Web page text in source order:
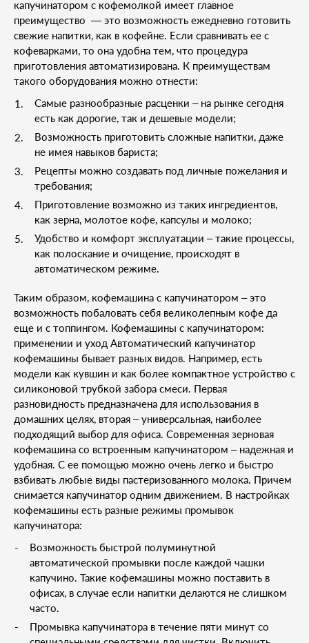
капучинатором с кофемолкой имеет главное
преимущество — это возможность ежедневно готовить
свежие напитки, как в кофейне. Если сравнивать ее с
кофеварками, то она удобна тем, что процедура
приготовления автоматизирована. К преимуществам
такого оборудования можно отнести:
Самые разнообразные расценки – на рынке сегодня
есть как дорогие, так и дешевые модели;
Возможность приготовить сложные напитки, даже
не имея навыков бариста;
Рецепты можно создавать под личные пожелания и
требования;
Приготовление возможно из таких ингредиентов,
как зерна, молотое кофе, капсулы и молоко;
Удобство и комфорт эксплуатации – такие процессы,
как полоскание и очищение, происходят в
автоматическом режиме.
Таким образом, кофемашина с капучинатором – это
возможность побаловать себя великолепным кофе да
еще и с топпингом. Кофемашины с капучинатором:
применении и уход Автоматический капучинатор
кофемашины бывает разных видов. Например, есть
модели как кувшин и как более компактное устройство с
силиконовой трубкой забора смеси. Первая
разновидность предназначена для использования в
домашних целях, вторая – универсальная, наиболее
подходящий выбор для офиса. Современная зерновая
кофемашина со встроенным капучинатором – надежная и
удобная. С ее помощью можно очень легко и быстро
взбивать любые виды пастеризованного молока. Причем
снимается капучинатор одним движением. В настройках
кофемашины есть разные режимы промывок
капучинатора:
Возможность быстрой полуминутной
автоматической промывки после каждой чашки
капучино. Такие кофемашины можно поставить в
офисах, в случае если напитки делаются не слишком
часто.
Промывка капучинатора в течение пяти минут со